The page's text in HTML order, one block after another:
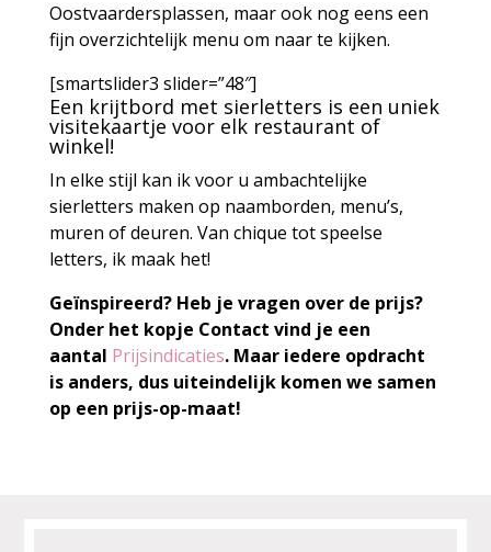
Oostvaardersplassen, maar ook nog eens een
fijn overzichtelijk menu om naar te kijken.
[smartslider3 slider=”48″]
Een krijtbord met sierletters is een uniek
visitekaartje voor elk restaurant of
winkel!
In elke stijl kan ik voor u ambachtelijke
sierletters maken op naamborden, menu’s,
muren of deuren. Van chique tot speelse
letters, ik maak het!
Geïnspireerd? Heb je vragen over de prijs?
Onder het kopje Contact vind je een
aantal Prijsindicaties. Maar iedere opdracht
is anders, dus uiteindelijk komen we samen
op een prijs-op-maat!